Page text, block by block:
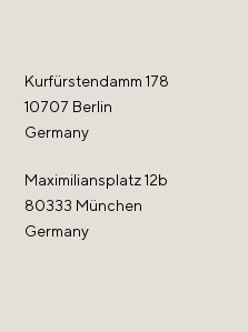
Kurfürstendamm 178
10707 Berlin
Germany
Maximiliansplatz 12b
80333 München
Germany